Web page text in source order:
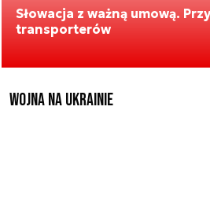
Słowacja z ważną umową.
transporterów
Wojna na Ukrainie